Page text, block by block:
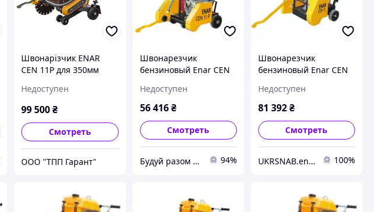
Швонарізчик ENAR
CEN 11P для 350мм
Honda GX160
Недоступен
99 500₴
Смотреть
ООО "ТПП Гарант"
Швонарезчик
бензиновый Enar CEN
Недоступен
56 416 ₴
Смотреть
Будуй разом з нами 94%
Швонарезчик
бензиновый Enar CEN
Недоступен
81 392₴
Смотреть
UKRSNAB.energo 100%